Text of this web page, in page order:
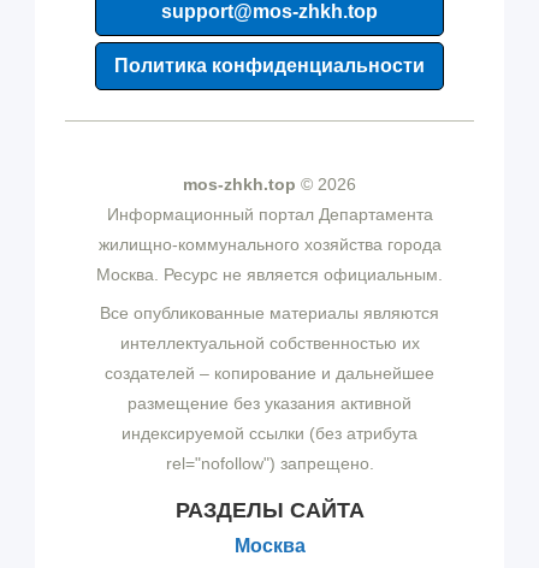
support@mos-zhkh.top
Политика конфиденциальности
mos-zhkh.top © 2026
Информационный портал Департамента
жилищно-коммунального хозяйства города
Москва. Ресурс не является официальным.
Все опубликованные материалы являются
интеллектуальной собственностью их
создателей – копирование и дальнейшее
размещение без указания активной
индексируемой ссылки (без атрибута
rel="nofollow") запрещено.
РАЗДЕЛЫ САЙТА
Москва